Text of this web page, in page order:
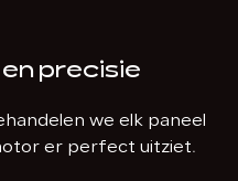
precisie
we elk paneel
er perfect uitziet.